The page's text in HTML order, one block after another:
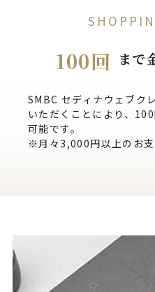
100回 まで
SMBC セディナウェブク
いただくことにより、
可能です。
※月々3,000円以上のお支